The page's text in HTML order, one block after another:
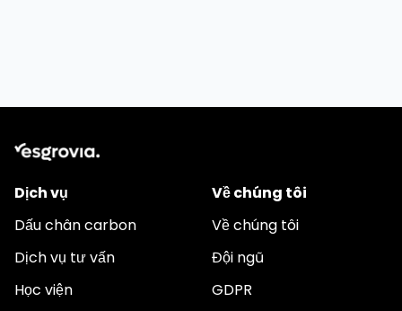
Dịch vụ
Dấu chân carbon
Dịch vụ tư vấn
Học viện
Về chúng tôi
Về chúng tôi
Đội ngũ
GDPR